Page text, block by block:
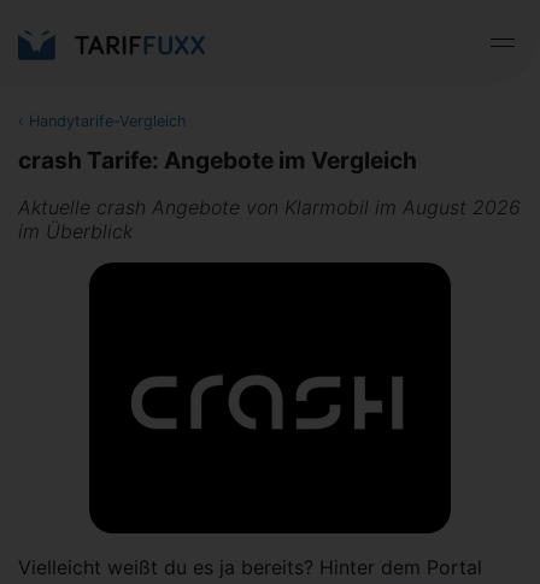
‹ Handytarife-Vergleich
crash Tarife: Angebote im Vergleich
Aktuelle crash Angebote von Klarmobil im August 2026
im Überblick
Vielleicht weißt du es ja bereits? Hinter dem Portal